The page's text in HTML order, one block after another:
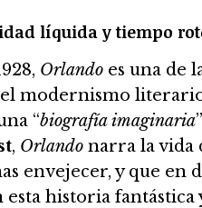
líquida y tiempo
Orlandoes una de
modernismo
“biografía imaginaria
, Orlandonarra la vida
envejecer, y que
esta historia